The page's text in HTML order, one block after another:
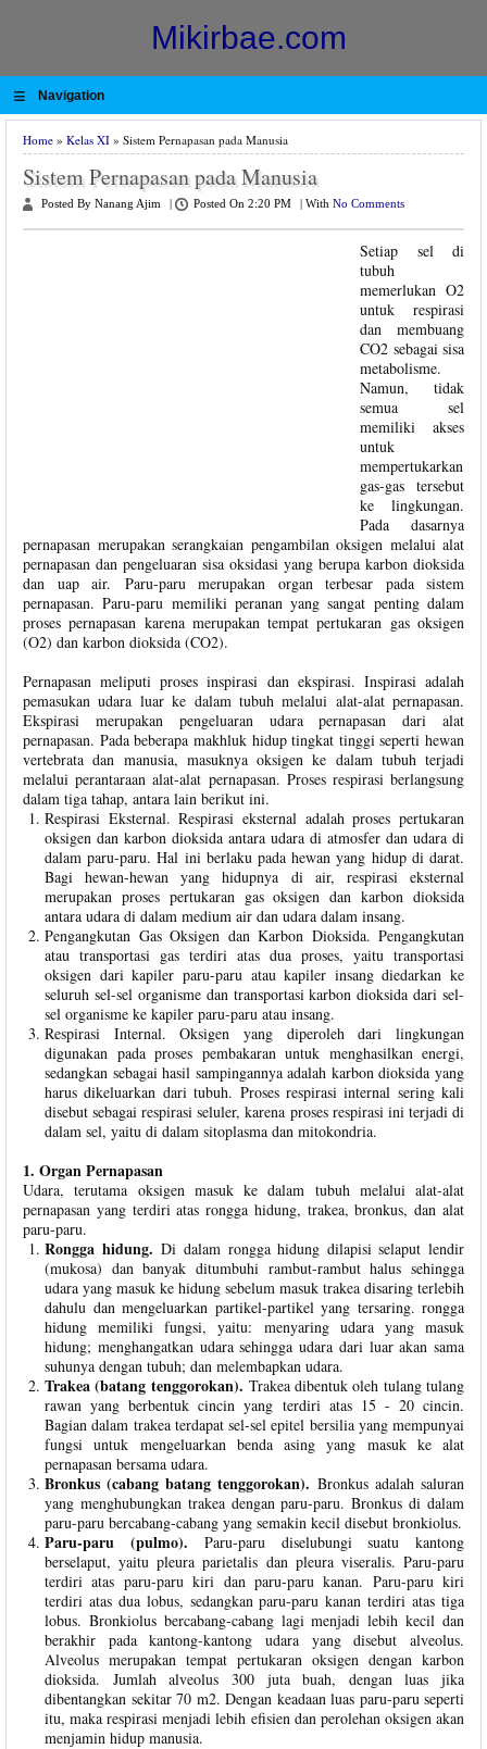
Mikirbae.com
≡ Navigation
Home » Kelas XI » Sistem Pernapasan pada Manusia
Sistem Pernapasan pada Manusia
Posted By Nanang Ajim Posted On 2:20 PM With No Comments
Setiap sel di
tubuh
memerlukan O2
untuk respirasi
dan membuang
CO2 sebagai sisa
metabolisme.
Namun, tidak
semua sel
memiliki akses
untuk
mempertukarkan
gas-gas tersebut
ke lingkungan.
Pada dasarnya
pernapasan merupakan serangkaian pengambilan oksigen melalui alat
pernapasan dan pengeluaran sisa oksidasi yang berupa karbon dioksida
dan uap air. Paru-paru merupakan organ terbesar pada sistem
pernapasan. Paru-paru memiliki peranan yang sangat penting dalam
proses pernapasan karena merupakan tempat pertukaran gas oksigen
(O2) dan karbon dioksida (CO2).
Pernapasan meliputi proses inspirasi dan ekspirasi. Inspirasi adalah
pemasukan udara luar ke dalam tubuh melalui alat-alat pernapasan.
Ekspirasi merupakan pengeluaran udara pernapasan dari alat
pernapasan. Pada beberapa makhluk hidup tingkat tinggi seperti hewan
vertebrata dan manusia, masuknya oksigen ke dalam tubuh terjadi
melalui perantaraan alat-alat pernapasan. Proses respirasi berlangsung
dalam tiga tahap, antara lain berikut ini.
Respirasi Eksternal. Respirasi eksternal adalah proses pertukaran
oksigen dan karbon dioksida antara udara di atmosfer dan udara di
dalam paru-paru. Hal ini berlaku pada hewan yang hidup di darat.
Bagi hewan-hewan yang hidupnya di air, respirasi eksternal
merupakan proses pertukaran gas oksigen dan karbon dioksida
antara udara di dalam medium air dan udara dalam insang.
Pengangkutan Gas Oksigen dan Karbon Dioksida. Pengangkutan
atau transportasi gas terdiri atas dua proses, yaitu transportasi
oksigen dari kapiler paru-paru atau kapiler insang diedarkan ke
seluruh sel-sel organisme dan transportasi karbon dioksida dari sel-
sel organisme ke kapiler paru-paru atau insang.
Respirasi Internal. Oksigen yang diperoleh dari lingkungan
digunakan pada proses pembakaran untuk menghasilkan energi,
sedangkan sebagai hasil sampingannya adalah karbon dioksida yang
harus dikeluarkan dari tubuh. Proses respirasi internal sering kali
disebut sebagai respirasi seluler, karena proses respirasi ini terjadi di
dalam sel, yaitu di dalam sitoplasma dan mitokondria.
1. Organ Pernapasan
Udara, terutama oksigen masuk ke dalam tubuh melalui alat-alat
pernapasan yang terdiri atas rongga hidung, trakea, bronkus, dan alat
paru-paru.
Rongga hidung.Di dalam rongga hidung dilapisi selaput lendir
(mukosa) dan banyak ditumbuhi rambut-rambut halus sehingga
udara yang masuk ke hidung sebelum masuk trakea disaring terlebih
dahulu dan mengeluarkan partikel-partikel yang tersaring. rongga
hidung memiliki fungsi, yaitu: menyaring udara yang masuk
hidung; menghangatkan udara sehingga udara dari luar akan sama
suhunya dengan tubuh; dan melembapkan udara.
Trakea (batang tenggorokan). Trakea dibentuk oleh tulang tulang
rawan yang berbentuk cincin yang terdiri atas 15 - 20 cincin.
Bagian dalam trakea terdapat sel-sel epitel bersilia yang mempunyai
fungsi untuk mengeluarkan benda asing yang masuk ke alat
pernapasan bersama udara.
Bronkus (cabang batang tenggorokan). Bronkus adalah saluran
yang menghubungkan trakea dengan paru-paru. Bronkus di dalam
paru-paru bercabang-cabang yang semakin kecil disebut bronkiolus.
Paru-paru (pulmo).Paru-paru diselubungi suatu kantong
berselaput, yaitu pleura parietalis dan pleura viseralis. Paru-paru
terdiri atas paru-paru kiri dan paru-paru kanan. Paru-paru kiri
terdiri atas dua lobus, sedangkan paru-paru kanan terdiri atas tiga
lobus. Bronkiolus bercabang-cabang lagi menjadi lebih kecil dan
berakhir pada kantong-kantong udara yang disebut alveolus.
Alveolus merupakan tempat pertukaran oksigen dengan karbon
dioksida. Jumlah alveolus 300 juta buah, dengan luas jika
dibentangkan sekitar 70 m2. Dengan keadaan luas paru-paru seperti
itu, maka respirasi menjadi lebih efisien dan perolehan oksigen akan
menjamin hidup manusia.